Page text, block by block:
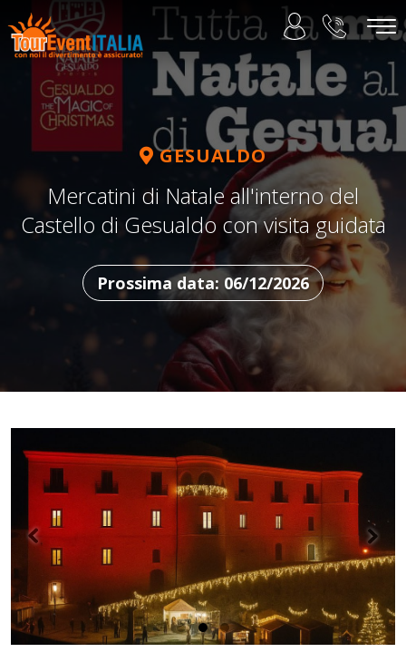
GESUALDO
Mercatini di Natale all'interno del
Castello di Gesualdo con visita guidata
Prossima data: 06/12/2026